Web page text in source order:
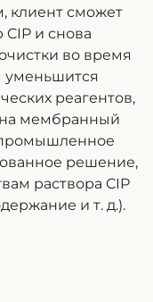
клиент сможет
CIP и снова
во время
уменьшится
реагентов,
на мембранный
промышленное
решение,
раствора CIP
и т. д.).